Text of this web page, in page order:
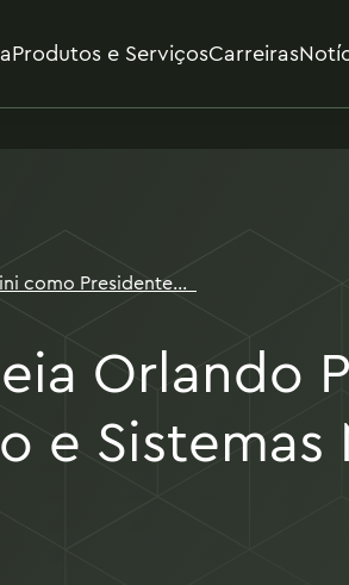
Produtos e ServiçosCarreiras
como Presidente
Orlando
e Sistemas